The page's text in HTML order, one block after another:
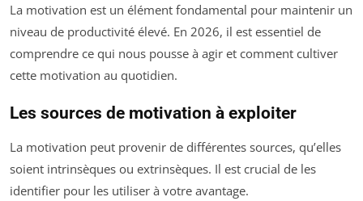
La motivation est un élément fondamental pour maintenir un
niveau de productivité élevé. En 2026, il est essentiel de
comprendre ce qui nous pousse à agir et comment cultiver
cette motivation au quotidien.
Les sources de motivation à exploiter
La motivation peut provenir de différentes sources, qu’elles
soient intrinsèques ou extrinsèques. Il est crucial de les
identifier pour les utiliser à votre avantage.